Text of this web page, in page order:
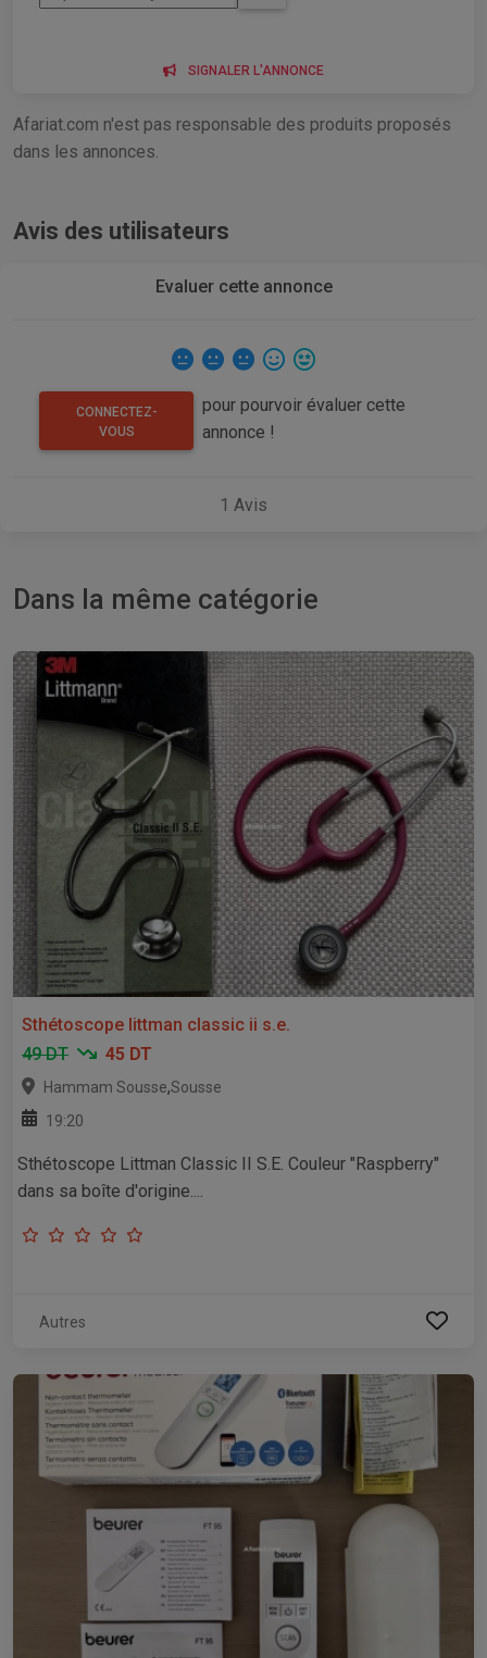
SIGNALER L'ANNONCE
Afariat.com n'est pas responsable des produits proposés
dans les annonces.
Avis des utilisateurs
Evaluer cette annonce
CONNECTEZ-
VOUS
pour pourvoir évaluer cette
annonce !
1 Avis
Dans la même catégorie
Sthétoscope littman classic ii s.e.
49 DT
45 DT
Hammam Sousse,Sousse
19:20
Sthétoscope Littman Classic II S.E. Couleur "Raspberry"
dans sa boîte d'origine....
Autres